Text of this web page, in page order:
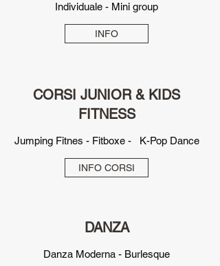
Individuale - Mini group
INFO
CORSI JUNIOR & KIDS
FITNESS
Jumping Fitnes - Fitboxe - K-Pop Dance
INFO CORSI
DANZA
Danza Moderna - Burlesque